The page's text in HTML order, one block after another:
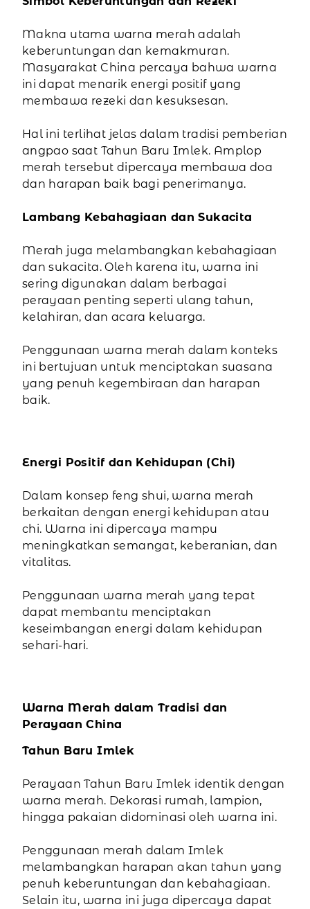
Makna utama warna merah adalah
keberuntungan dan kemakmuran.
Masyarakat China percaya bahwa warna
ini dapat menarik energi positif yang
membawa rezeki dan kesuksesan.
Hal ini terlihat jelas dalam tradisi pemberian
angpao saat Tahun Baru Imlek. Amplop
merah tersebut dipercaya membawa doa
dan harapan baik bagi penerimanya.
Lambang Kebahagiaan dan Sukacita
Merah juga melambangkan kebahagiaan
dan sukacita. Oleh karena itu, warna ini
sering digunakan dalam berbagai
perayaan penting seperti ulang tahun,
kelahiran, dan acara keluarga.
Penggunaan warna merah dalam konteks
ini bertujuan untuk menciptakan suasana
yang penuh kegembiraan dan harapan
baik.
Energi Positif dan Kehidupan (Chi)
Dalam konsep feng shui, warna merah
berkaitan dengan energi kehidupan atau
chi. Warna ini dipercaya mampu
meningkatkan semangat, keberanian, dan
vitalitas.
Penggunaan warna merah yang tepat
dapat membantu menciptakan
keseimbangan energi dalam kehidupan
sehari-hari.
Warna Merah dalam Tradisi dan
Perayaan China
Tahun Baru Imlek
Perayaan Tahun Baru Imlek identik dengan
warna merah. Dekorasi rumah, lampion,
hingga pakaian didominasi oleh warna ini.
Penggunaan merah dalam Imlek
melambangkan harapan akan tahun yang
penuh keberuntungan dan kebahagiaan.
Selain itu, warna ini juga dipercaya dapat